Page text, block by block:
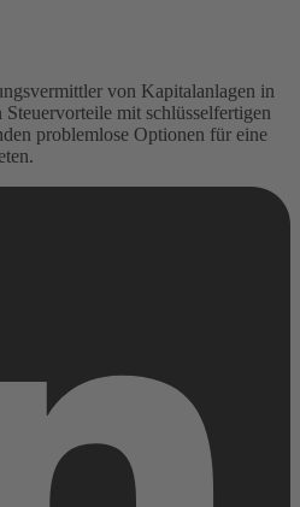
von Kapitalanlagen in
mit schlüsselfertigen
problemlose Optionen für eine